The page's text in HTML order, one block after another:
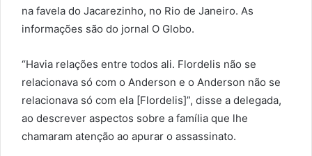
na favela do Jacarezinho, no Rio de Janeiro. As
informações são do jornal O Globo.
“Havia relações entre todos ali. Flordelis não se
relacionava só com o Anderson e o Anderson não se
relacionava só com ela [Flordelis]”, disse a delegada,
ao descrever aspectos sobre a família que lhe
chamaram atenção ao apurar o assassinato.